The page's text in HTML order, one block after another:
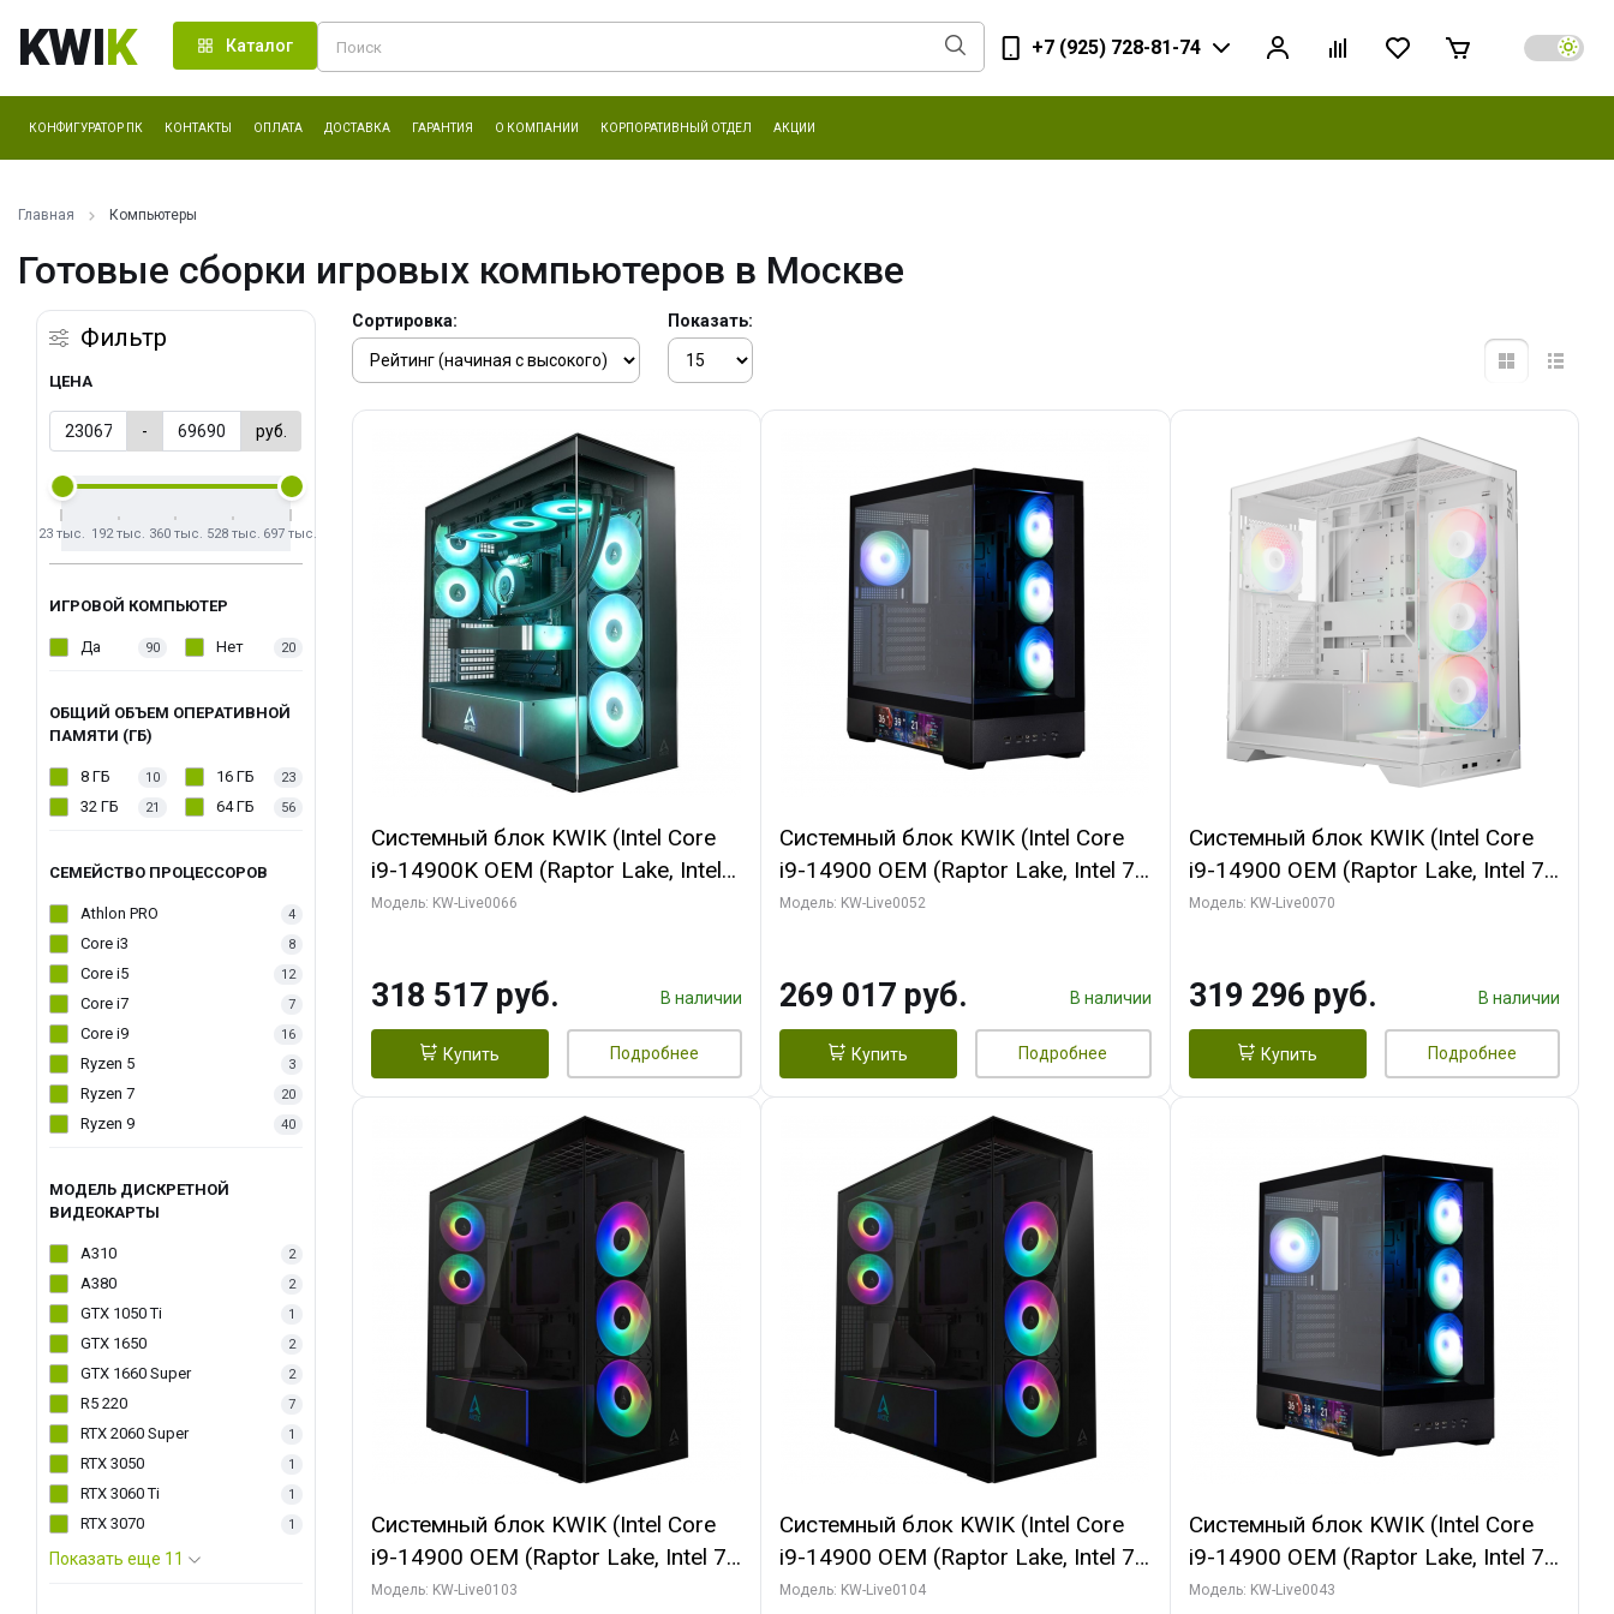
KWIK Каталог +7 (925) 728-81-74
КОНФИГУРАТОР ПК КОНТАКТЫ ОПЛАТА ДОСТАВКА ГАРАНТИЯ О КОМПАНИИ КОРПОРАТИВНЫЙ ОТДЕЛ АКЦИИ
Главная Компьютеры
Готовые сборки игровых компьютеров в Москве
Фильтр
ЦЕНА
- руб.
23 тыс. 192 тыс. 360 тыс. 528 тыс. 697 тыс.
ИГРОВОЙ КОМПЬЮТЕР
Да 90 Нет 20
ОБЩИЙ ОБЪЕМ ОПЕРАТИВНОЙ
ПАМЯТИ (ГБ)
8 ГБ 10 16 ГБ 23
32 ГБ 21 64 ГБ 56
СЕМЕЙСТВО ПРОЦЕССОРОВ
Athlon PRO 4
Core i3 8
Core i5 12
Core i7 7
Core i9 16
Ryzen 5 3
Ryzen 7 20
Ryzen 9 40
МОДЕЛЬ ДИСКРЕТНОЙ
ВИДЕОКАРТЫ
A310 2
A380 2
GTX 1050 Ti 1
GTX 1650 2
GTX 1660 Super 2
R5 220 7
RTX 2060 Super 1
RTX 3050 1
RTX 3060 Ti 1
RTX 3070 1
Показать еще 11
Сортировка: Показать:
Системный блок KWIK (Intel Core
i9-14900K OEM (Raptor Lake, Intel
7, C24 16EC/8PC/ 64 ГБ ОЗУ (2
GDDR7 256bit/ 1 ТБ SSD)
Модель: KW-Live0066
318 517 руб. В наличии
Купить Подробнее
Системный блок KWIK (Intel Core
i9-14900 OEM (Raptor Lake, Intel 7,
C24 16EC/8PC// 64 ГБ ОЗУ (2
256bit 3xDP HD/ 512 ГБ SSD)
Модель: KW-Live0052
269 017 руб. В наличии
Купить Подробнее
Системный блок KWIK (Intel Core
i9-14900 OEM (Raptor Lake, Intel 7,
C24 16EC/8PC// 64 ГБ ОЗУ (2
GDDR7 256bit/ 960 ГБ SSD)
Модель: KW-Live0070
319 296 руб. В наличии
Купить Подробнее
Системный блок KWIK (Intel Core
i9-14900 OEM (Raptor Lake, Intel 7,
C24 16EC/8PC// 64 ГБ ОЗУ (2
Модель: KW-Live0103
Системный блок KWIK (Intel Core
i9-14900 OEM (Raptor Lake, Intel 7,
C24 16EC/8PC// 64 ГБ ОЗУ (2
Модель: KW-Live0104
Системный блок KWIK (Intel Core
i9-14900 OEM (Raptor Lake, Intel 7,
C24 16EC/8PC// 16 ГБ ОЗУ (2
Модель: KW-Live0043